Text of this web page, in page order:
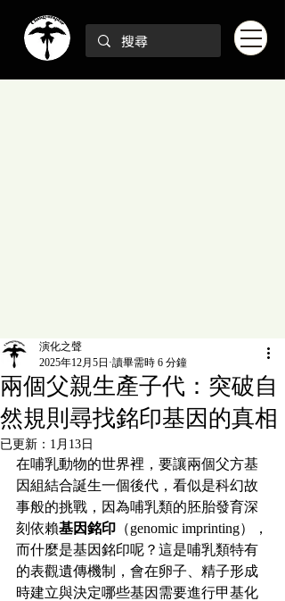
兩個父親生產子代：突破自
然規則尋找銘印基因的真相
演化之聲
2025年12月5日 讀畢需時 6 分鐘
已更新： 1月13日
在哺乳動物的世界裡，要讓兩個父方基
因組結合誕生一個後代，看似是科幻故
事般的挑戰，因為哺乳類的胚胎發育深
刻依賴基因銘印 （genomic imprinting），
而什麼是基因銘印呢？這是哺乳類特有
的表觀遺傳機制，會在卵子、精子形成
時建立與決定哪些基因需要進行甲基化